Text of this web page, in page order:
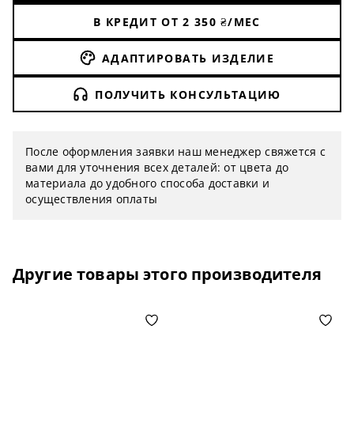
В КРЕДИТ ОТ 2 350 ₴/МЕС
АДАПТИРОВАТЬ ИЗДЕЛИЕ
ПОЛУЧИТЬ КОНСУЛЬТАЦИЮ
После оформления заявки наш менеджер свяжется с
вами для уточнения всех деталей: от цвета до
материала до удобного способа доставки и
осуществления оплаты
Другие товары этого производителя